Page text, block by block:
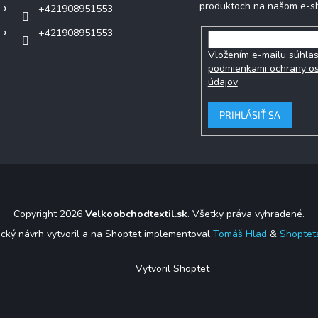
+421908951553
+421908951553
produktoch na našom e-
Vložením e-mailu
podmienkami ochrany
údajov
PRIHLÁSIŤ SA
Copyright 2026 Velkoobchodtextil.sk. Všetky práva vyhradené.
návrh vytvoril a na Shoptet implementoval Tomáš Hlad &
Vytvoril Shoptet